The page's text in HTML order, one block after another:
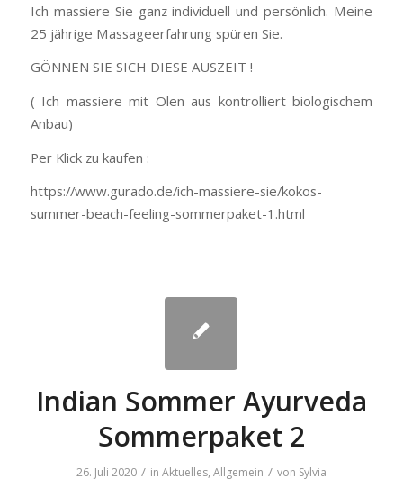
Ich massiere Sie ganz individuell und persönlich. Meine
25 jährige Massageerfahrung spüren Sie.
GÖNNEN SIE SICH DIESE AUSZEIT !
( Ich massiere mit Ölen aus kontrolliert biologischem
Anbau)
Per Klick zu kaufen :
https://www.gurado.de/ich-massiere-sie/kokos-
summer-beach-feeling-sommerpaket-1.html
Indian Sommer Ayurveda
Sommerpaket 2
26. Juli 2020 / in Aktuelles, Allgemein / von Sylvia